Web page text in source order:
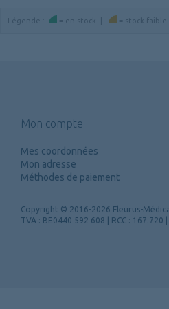
Légende = en stock = stock faible
Mon compte
Mes coordonnées
Mon adresse
Méthodes de paiement
Copyright © 2016-2026 Fleurus-
TVA : BE0440 592 608 | RCC : 167.720